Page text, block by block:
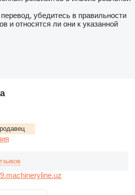
убедитесь в правильности
и относятся ли они к указанной